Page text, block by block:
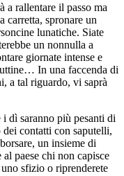
a rallentare il passo ma
carretta, spronare un
lunatiche. Siate
un nonnulla a
giornate intense e
In una faccenda di
a tal riguardo, vi saprà
dì saranno più pesanti di
contatti con saputelli,
un insieme di
paese chi non capisce
sfizio o riprenderete